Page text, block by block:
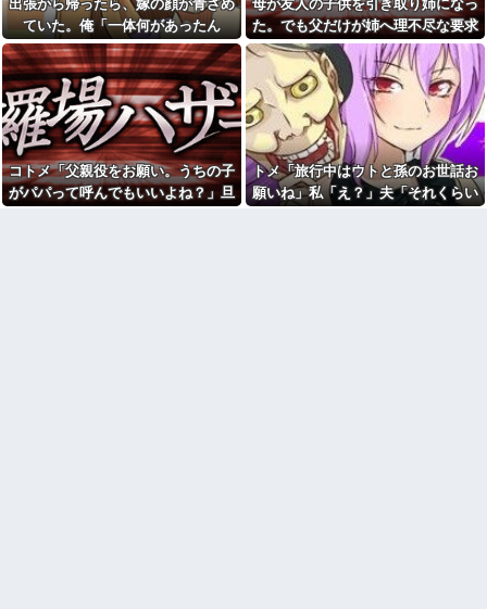
果、まさかの展開に…
ミスドで隣の席の女性二人の
会話が聞こえてきた。その内容
が、旦那と離婚したくてでっち
上げのDV証拠を...
アラフィフ正社員の男性が若
い20代の可愛い女の子以外には
挨拶をしない
私「もう離婚したい」夫「お
前は一生俺のために生きろ」→
話し合いになるはずが恐ろしい
要求を突き付けられて…
てもいいものでしょうか？
旦那が知らない間に夜の店行
ってた。私「なんで黙って行っ
たの？」旦那「暴力したら犯罪
だぞ」→夜の店通いを巡って夫
婦の言い争いが泥沼化して…
彼の母親と初めて食事した時
に彼母が「私ちゃんは結婚した
ら仕事辞める予定なんですって
ね」と言ってきた
【画像】福原遥さん、意外と
あるｗ他
出張から帰ったら、嫁の顔が青ざめ
ていた。俺「一体何があったん
だ？」嫁「…」→子供たちに話を聞
くと…
母が友人の子供を引き取り姉になっ
た。でも父だけが姉へ理不尽な要求
ばかり押し付けていて…
コトメ「父親役をお願い。うちの子
がパパって呼んでもいいよね？」旦
トメ「旅行中はウトと孫のお世話お
願いね」私「え？」夫「それくらい